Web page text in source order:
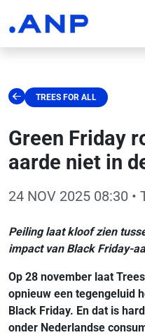
TREES FOR ALL
Green Friday
aarde niet in
24 NOV 2025 08:30 •
Peiling laat kloof zien
impact van Black Friday-
Op 28 november laat
opnieuw een tegengeluid
Black Friday. En dat is
onder Nederlandse